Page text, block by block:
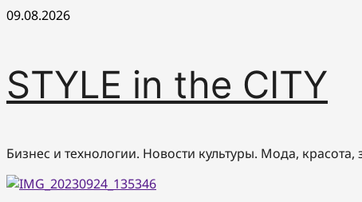
Перейти
09.08.2026
STYLE in the CITY
Бизнес и технологии. Новости культуры. Мода,